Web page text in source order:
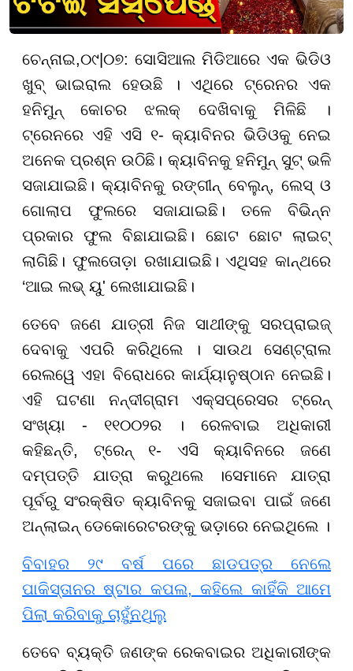
ଚେନ୍ନାଇ,୦୯|୦୭: ସୋସିଆଲ ମିଡିଆରେ ଏକ ଭିଡିଓ
ଖୁବ୍ ଭାଇରାଲ ହେଉଛି । ଏଥିରେ ଟ୍ରେନର ଏକ
ହନିମୁନ୍ କୋଚର ଝଲକ୍ ଦେଖିବାକୁ ମିଳିଛି ।
ଟ୍ରେନରେ ଏହି ଏସି ୧- କ୍ୟାବିନର ଭିଡିଓକୁ ନେଇ
ଅନେକ ପ୍ରଶ୍ନ ଉଠିଛି। କ୍ୟାବିନକୁ ହନିମୁନ୍ ସୁଟ୍ ଭଳି
ସଜାଯାଇଛି। କ୍ୟାବିନକୁ ରଙ୍ଗୀନ୍ ବେଲୁନ୍, ଲେସ୍ ଓ
ଗୋଲାପ ଫୁଲରେ ସଜାଯାଇଛି। ତଳେ ବିଭିନ୍ନ
ପ୍ରକାର ଫୁଲ ବିଛାଯାଇଛି। ଛୋଟ ଛୋଟ ଲାଇଟ୍
ଲାଗିଛି। ଫୁଲତୋଡ଼ା ରଖାଯାଇଛି। ଏଥିସହ କାନ୍ଥରେ
‘ଆଇ ଲଭ୍ ୟୁ' ଲେଖାଯାଇଛି।
ତେବେ ଜଣେ ଯାତ୍ରୀ ନିଜ ସାଥୀଙ୍କୁ ସରପ୍ରାଇଜ୍
ଦେବାକୁ ଏପରି କରିଥିଲେ । ସାଉଥ ସେଣ୍ଟ୍ରାଲ
ରେଲୱେ ଏହା ବିରୋଧରେ କାର୍ଯ୍ୟାନୁଷ୍ଠାନ ନେଇଛି।
ଏହି ଘଟଣା ନନ୍ଦୀଗ୍ରାମ ଏକ୍ସପ୍ରେସର ଟ୍ରେନ୍
ସଂଖ୍ୟା - ୧୧୦୦୨ର । ରେଳବାଇ ଅଧିକାରୀ
କହିଛନ୍ତି, ଟ୍ରେନ୍ ୧- ଏସି କ୍ୟାବିନରେ ଜଣେ
ଦମ୍ପତ୍ତି ଯାତ୍ରା କରୁଥଲେ ।ସେମାନେ ଯାତ୍ରା
ପୂର୍ବରୁ ସଂରକ୍ଷିତ କ୍ୟାବିନକୁ ସଜାଇବା ପାଇଁ ଜଣେ
ଅନ୍ଲାଇନ୍ ଡେକୋରେଟରଙ୍କୁ ଭଡ଼ାରେ ନେଇଥିଲେ ।
ବିବାହର ୨୯ ବର୍ଷ ପରେ ଛାଡପତ୍ର ନେଲେ
ପାକିସ୍ତାନର ଷ୍ଟାର କପଲ, କହିଲେ କାହିଁକି ଆମେ
ପିଲା କରିବାକୁ ଚାହୁଁନଥିଲୁ
ତେବେ ବ୍ୟକ୍ତି ଜଣଙ୍କ ରେକବାଇର ଅଧିକାରୀଙ୍କ